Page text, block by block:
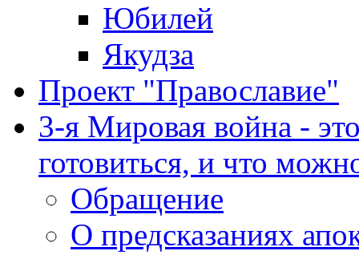
Юбилей
Якудза
Проект "Православие"
3-я Мировая война -
готовиться, и что
Обращение
О предсказаниях